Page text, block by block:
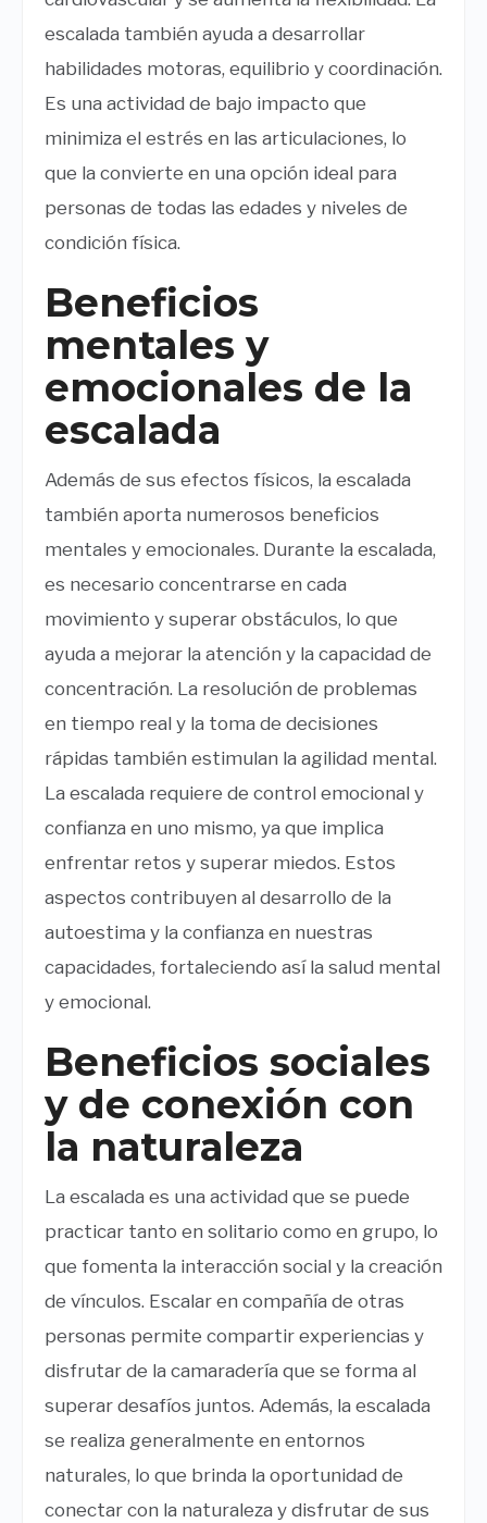
escalada también ayuda a desarrollar
habilidades motoras, equilibrio y coordinación.
Es una actividad de bajo impacto que
minimiza el estrés en las articulaciones, lo
que la convierte en una opción ideal para
personas de todas las edades y niveles de
condición física.
Beneficios
mentales y
emocionales de la
escalada
Además de sus efectos físicos, la escalada
también aporta numerosos beneficios
mentales y emocionales. Durante la escalada,
es necesario concentrarse en cada
movimiento y superar obstáculos, lo que
ayuda a mejorar la atención y la capacidad de
concentración. La resolución de problemas
en tiempo real y la toma de decisiones
rápidas también estimulan la agilidad mental.
La escalada requiere de control emocional y
confianza en uno mismo, ya que implica
enfrentar retos y superar miedos. Estos
aspectos contribuyen al desarrollo de la
autoestima y la confianza en nuestras
capacidades, fortaleciendo así la salud mental
y emocional.
Beneficios sociales
y de conexión con
la naturaleza
La escalada es una actividad que se puede
practicar tanto en solitario como en grupo, lo
que fomenta la interacción social y la creación
de vínculos. Escalar en compañía de otras
personas permite compartir experiencias y
disfrutar de la camaradería que se forma al
superar desafíos juntos. Además, la escalada
se realiza generalmente en entornos
naturales, lo que brinda la oportunidad de
conectar con la naturaleza y disfrutar de sus